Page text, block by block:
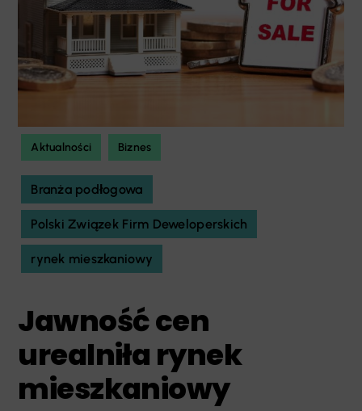
Aktualności Biznes
Branża podłogowa
Polski Związek Firm Deweloperskich
rynek mieszkaniowy
Jawność cen
urealniła rynek
mieszkaniowy